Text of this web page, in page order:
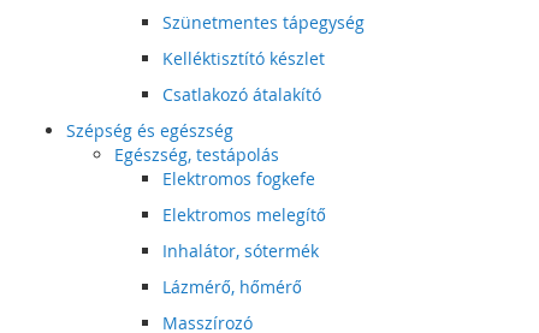
Szünetmentes tápegység
Kelléktisztító készlet
Csatlakozó átalakító
Szépség és egészség
Egészség, testápolás
Elektromos fogkefe
Elektromos melegítő
Inhalátor, sótermék
Lázmérő, hőmérő
Masszírozó